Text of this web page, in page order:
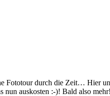
Fototour durch die Zeit… Hier
nun auskosten :-)! Bald also mehr!